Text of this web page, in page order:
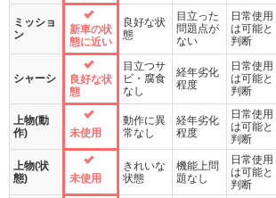
ミッショ
ン
新車の状
態に近い
良好な状
態
目立った
問題点が
ない
日常使用
は可能と
判断
シャーシ
良好な状
態
目立つサ
ビ・腐食
なし
経年劣化
程度
日常使用
は可能と
判断
上物(動
作)
未使用
動作に異
常なし
経年劣化
程度
日常使用
は可能と
判断
上物(状
態)
未使用
きれいな
状態
機能上問
題なし
日常使用
は可能と
判断